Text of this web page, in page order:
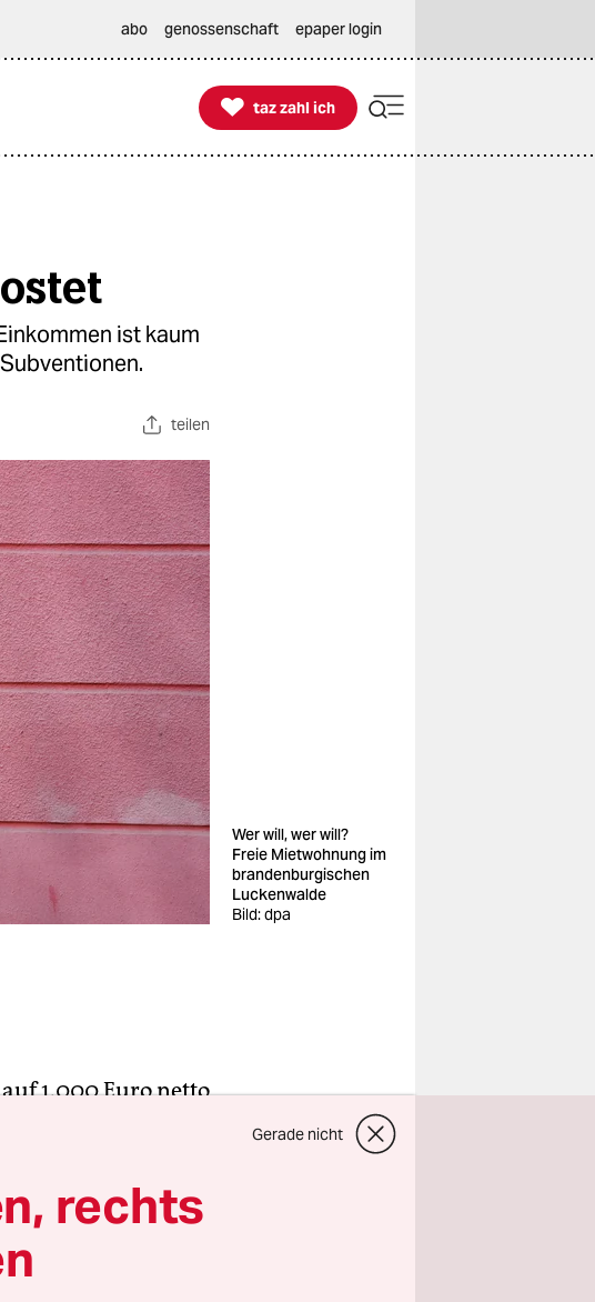
abo genossenschaft epaper login

taz zahl ich
taz zahl ich
ist kaum
teilen
Wer will, wer will?
Freie Mietwohnung im
brandenburgischen
Luckenwalde
Bild: dpa
1.000 Euro netto
sucht eine
– doch die
sie daneben
gut auf Hartz
Gerade nicht
rechts